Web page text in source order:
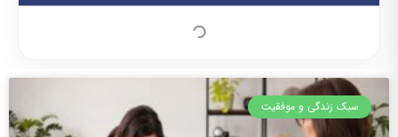
سبک زندگی و موفقیت